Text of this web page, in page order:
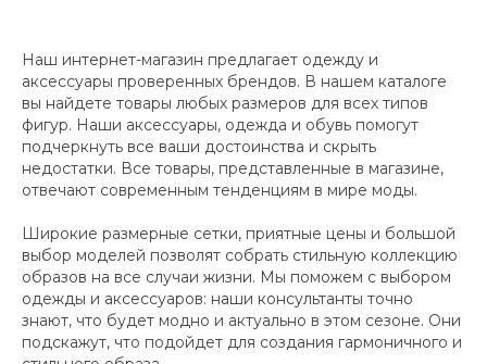
Наш интернет-магазин предлагает одежду и
аксессуары проверенных брендов. В нашем каталоге
вы найдете товары любых размеров для всех типов
фигур. Наши аксессуары, одежда и обувь помогут
подчеркнуть все ваши достоинства и скрыть
недостатки. Все товары, представленные в магазине,
отвечают современным тенденциям в мире моды.
Широкие размерные сетки, приятные цены и большой
выбор моделей позволят собрать стильную коллекцию
образов на все случаи жизни. Мы поможем с выбором
одежды и аксессуаров: наши консультанты точно
знают, что будет модно и актуально в этом сезоне. Они
подскажут, что подойдет для создания гармоничного и